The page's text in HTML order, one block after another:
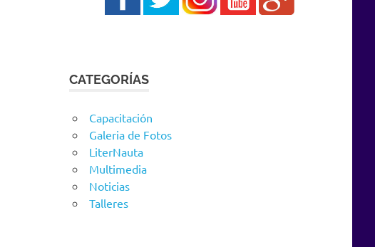
CATEGORÍAS
Capacitación
Galeria de Fotos
LiterNauta
Multimedia
Noticias
Talleres